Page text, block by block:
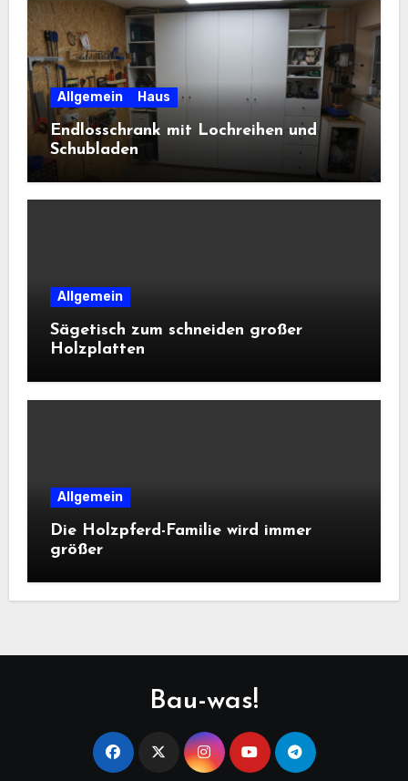
Allgemein Haus
Endlosschrank mit Lochreihen und
Schubladen
Allgemein
Sägetisch zum schneiden großer
Holzplatten
Allgemein
Die Holzpferd-Familie wird immer
größer
Bau-was!